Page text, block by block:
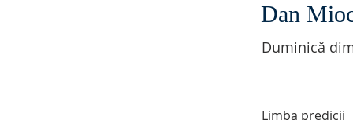
Dan
Duminică
Limba predicii